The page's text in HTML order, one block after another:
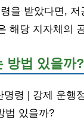
을 받았다면,
해당 지자체의
방법 있을까?
령 | 강제 운행
법 있을까?